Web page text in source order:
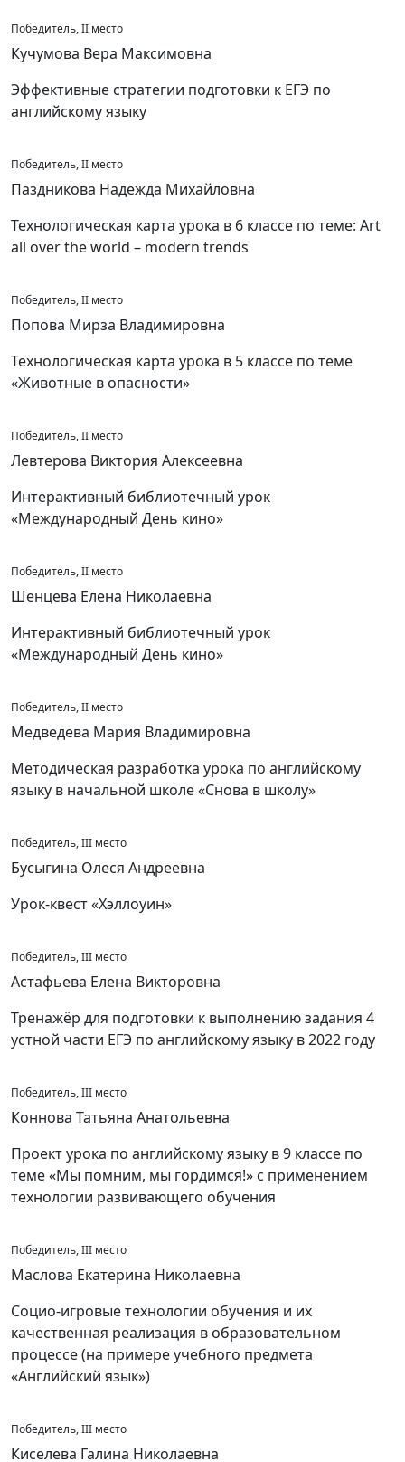
Победитель, II место
Кучумова Вера Максимовна
Эффективные стратегии подготовки к ЕГЭ по
английскому языку
Победитель, II место
Паздникова Надежда Михайловна
Технологическая карта урока в 6 классе по теме: Art
all over the world – modern trends
Победитель, II место
Попова Мирза Владимировна
Технологическая карта урока в 5 классе по теме
«Животные в опасности»
Победитель, II место
Левтерова Виктория Алексеевна
Интерактивный библиотечный урок
«Международный День кино»
Победитель, II место
Шенцева Елена Николаевна
Интерактивный библиотечный урок
«Международный День кино»
Победитель, II место
Медведева Мария Владимировна
Методическая разработка урока по английскому
языку в начальной школе «Снова в школу»
Победитель, III место
Бусыгина Олеся Андреевна
Урок-квест «Хэллоуин»
Победитель, III место
Астафьева Елена Викторовна
Тренажёр для подготовки к выполнению задания 4
устной части ЕГЭ по английскому языку в 2022 году
Победитель, III место
Коннова Татьяна Анатольевна
Проект урока по английскому языку в 9 классе по
теме «Мы помним, мы гордимся!» с применением
технологии развивающего обучения
Победитель, III место
Маслова Екатерина Николаевна
Социо-игровые технологии обучения и их
качественная реализация в образовательном
процессе (на примере учебного предмета
«Английский язык»)
Победитель, III место
Киселева Галина Николаевна